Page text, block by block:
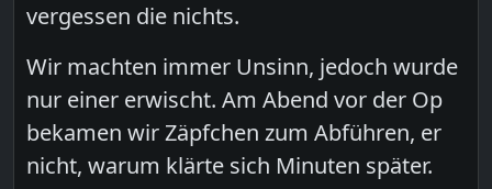
vergessen die nichts.
Wir machten immer Unsinn, jedoch wurde
nur einer erwischt. Am Abend vor der Op
bekamen wir Zäpfchen zum Abführen, er
nicht, warum klärte sich Minuten später.